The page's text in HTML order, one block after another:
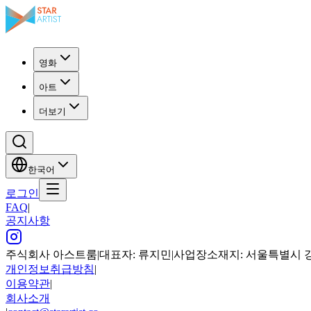
영화
아트
더보기
한국어
로그인
FAQ|
공지사항
주식회사 아스트룸|대표자: 류지민|사업장소재지: 서울특별시
개인정보취급방침|
이용약관|
회사소개